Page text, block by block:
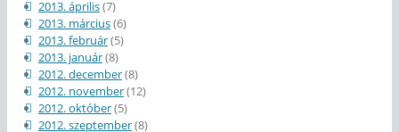
2013. április(7)
2013. március(6)
2013. február(5)
2013. január(8)
2012. december(8)
2012. november(12)
2012. október(5)
2012. szeptember(8)